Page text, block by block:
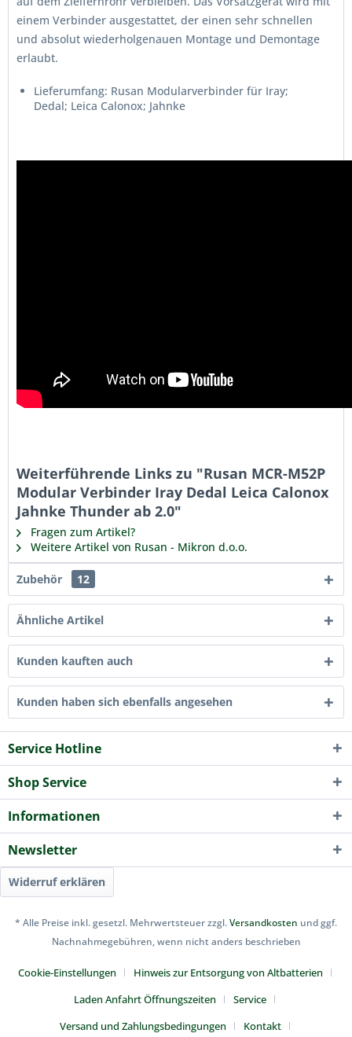
einem Verbinder ausgestattet, der einen sehr schnellen
und absolut wiederholgenauen Montage und Demontage
erlaubt.
Lieferumfang: Rusan Modularverbinder für Iray;
Dedal; Leica Calonox; Jahnke
Weiterführende Links zu "Rusan MCR-M52P
Modular Verbinder Iray Dedal Leica Calonox
Jahnke Thunder ab 2.0"
Fragen zum Artikel?
Weitere Artikel von Rusan - Mikron d.o.o.
Zubehör 12
Ähnliche Artikel
Kunden kauften auch
Kunden haben sich ebenfalls angesehen
Service Hotline
Shop Service
Informationen
Newsletter
Widerruf erklären
* Alle Preise inkl. gesetzl. Mehrwertsteuer zzgl.Versandkosten und ggf.
Nachnahmegebühren, wenn nicht anders beschrieben
Cookie-Einstellungen
Hinweis zur Entsorgung von Altbatterien
Laden Anfahrt Öffnungszeiten
Service
Versand und Zahlungsbedingungen
Kontakt